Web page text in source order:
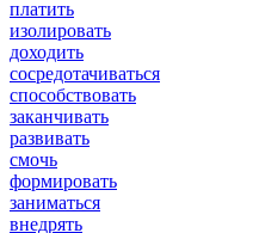
платить
изолировать
доходить
сосредотачиваться
способствовать
заканчивать
развивать
смочь
формировать
заниматься
внедрять